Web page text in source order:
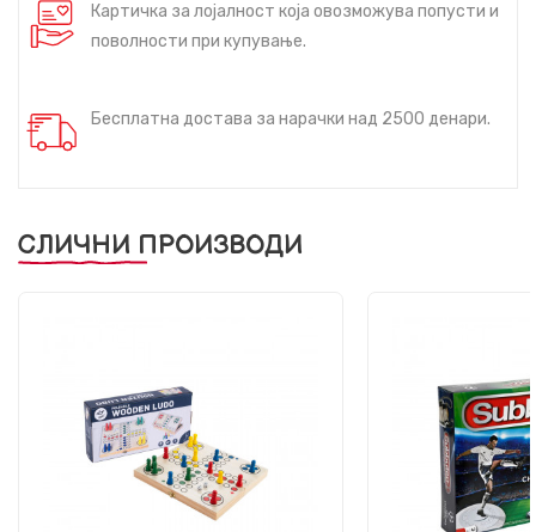
Картичка за лојалност која овозможува попусти и
поволности при купување.
Бесплатна достава за нарачки над 2500 денари.
СЛИЧНИ ПРОИЗВОДИ